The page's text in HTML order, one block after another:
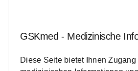
GSKmed - Medizinische
Diese Seite bietet Ihnen